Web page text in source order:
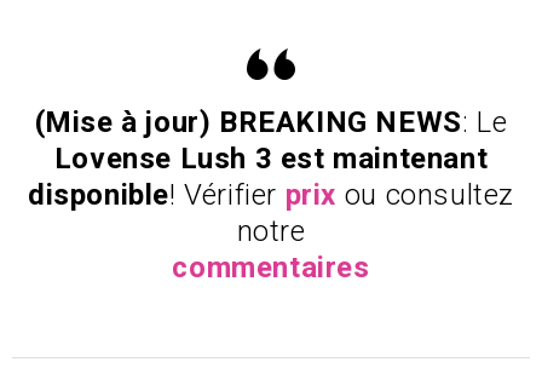
(Mise à jour) BREAKING NEWS: Le
Lovense Lush 3 est maintenant
disponible! Vérifier prix ou consultez
notre
commentaires